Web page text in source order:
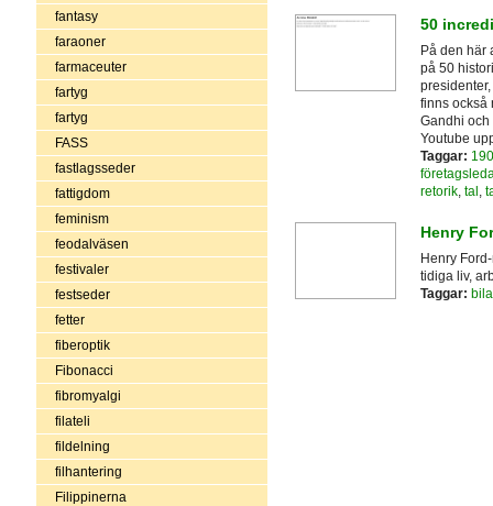
fantasy
faraoner
farmaceuter
fartyg
fartyg
FASS
fastlagsseder
fattigdom
feminism
feodalväsen
festivaler
festseder
fetter
fiberoptik
Fibonacci
fibromyalgi
filateli
fildelning
filhantering
Filippinerna
50
På den här
på 50
finns också
Gandhi
Youtube
Taggar:
retorik, tal ,
Henry
Henry
tidiga liv,
Taggar: